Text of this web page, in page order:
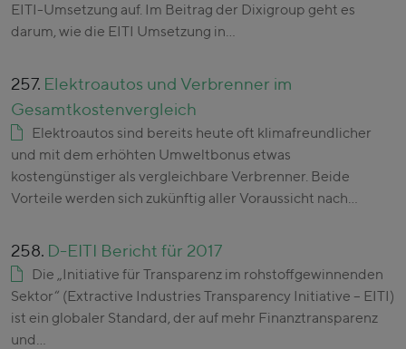
EITI-Umsetzung auf. Im Beitrag der Dixigroup geht es
darum, wie die EITI Umsetzung in…
257. Elektroautos und Verbrenner im
Gesamtkostenvergleich
Elektroautos sind bereits heute oft klimafreundlicher
und mit dem erhöhten Umweltbonus etwas
kostengünstiger als vergleichbare Verbrenner. Beide
Vorteile werden sich zukünftig aller Voraussicht nach…
258. D-EITI Bericht für 2017
Die „Initiative für Transparenz im rohstoffgewinnenden
Sektor“ (Extractive Industries Transparency Initiative – EITI)
ist ein globaler Standard, der auf mehr Finanztransparenz
und…